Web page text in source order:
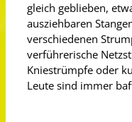
gleich geblieben,
ausziehbaren
verschiedenen
verführerische
Kniestrümpfe oder
Leute sind immer